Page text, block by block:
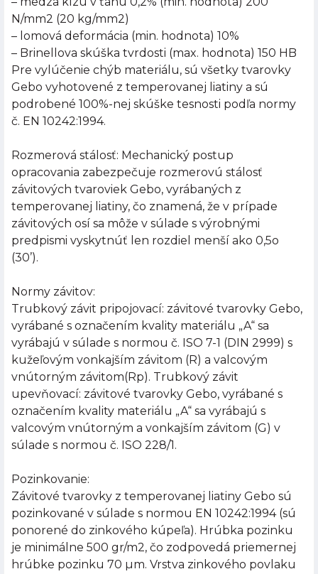
N/mm2 (20 kg/mm2)
– lomová deformácia (min. hodnota) 10%
– Brinellova skúška tvrdosti (max. hodnota) 150 HB
Pre vylúčenie chýb materiálu, sú všetky tvarovky
Gebo vyhotovené z temperovanej liatiny a sú
podrobené 100%-nej skúške tesnosti podľa normy
č. EN 10242:1994.
Rozmerová stálosť: Mechanický postup
opracovania zabezpečuje rozmerovú stálosť
závitových tvaroviek Gebo, vyrábaných z
temperovanej liatiny, čo znamená, že v prípade
závitových osí sa môže v súlade s výrobnými
predpismi vyskytnúť len rozdiel menší ako 0,5o
(30’).
Normy závitov:
Trubkový závit pripojovací: závitové tvarovky Gebo,
vyrábané s označením kvality materiálu „A“ sa
vyrábajú v súlade s normou č. ISO 7-1 (DIN 2999) s
kužeľovým vonkajším závitom (R) a valcovým
vnútorným závitom(Rp). Trubkový závit
upevňovací: závitové tvarovky Gebo, vyrábané s
označením kvality materiálu „A“ sa vyrábajú s
valcovým vnútorným a vonkajším závitom (G) v
súlade s normou č. ISO 228/1.
Pozinkovanie:
Závitové tvarovky z temperovanej liatiny Gebo sú
pozinkované v súlade s normou EN 10242:1994 (sú
ponorené do zinkového kúpeľa). Hrúbka pozinku
je minimálne 500 gr/m2, čo zodpovedá priemernej
hrúbke pozinku 70 µm. Vrstva zinkového povlaku